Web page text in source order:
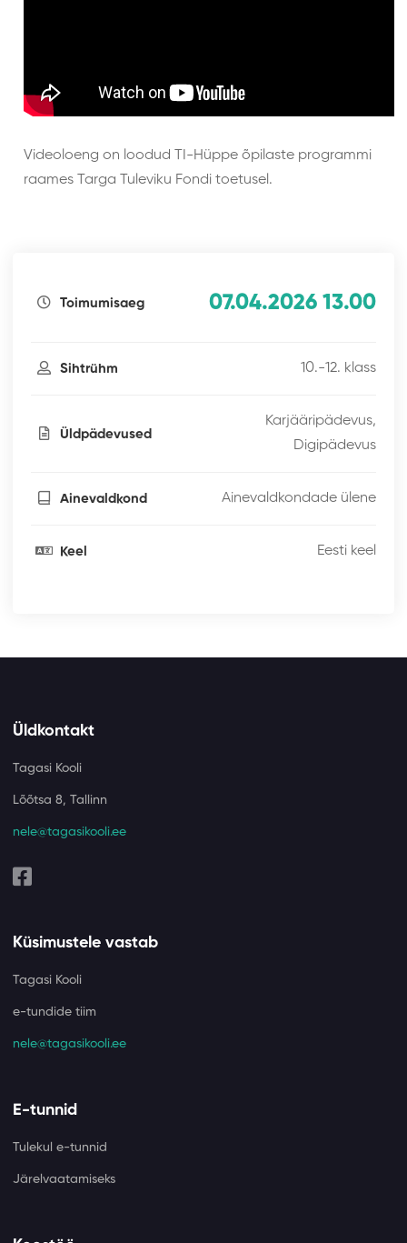
Videoloeng on loodud TI-Hüppe õpilaste programmi
raames Targa Tuleviku Fondi toetusel.
Toimumisaeg 07.04.2026 13.00
Sihtrühm 10.-12. klass
Üldpädevused
Karjääripädevus,
Digipädevus
Ainevaldkond Ainevaldkondade ülene
Keel Eesti keel
Üldkontakt
Tagasi Kooli
Lõõtsa 8, Tallinn
nele@tagasikooli.ee
Küsimustele vastab
Tagasi Kooli
e-tundide tiim
nele@tagasikooli.ee
E-tunnid
Tulekul e-tunnid
Järelvaatamiseks